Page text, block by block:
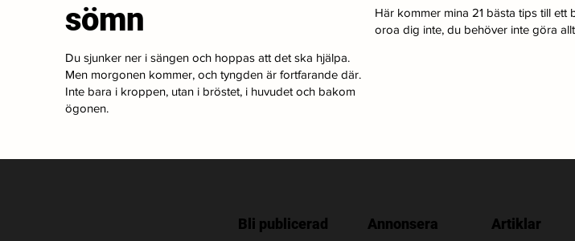
sömn
Du sjunker ner i sängen och hoppas att det ska hjälpa.
Men morgonen kommer, och tyngden är fortfarande där.
Inte bara i kroppen, utan i bröstet, i huvudet och bakom
ögonen.
Här kommer mina 21 bästa tips till ett
oroa dig inte, du behöver inte göra
Bli publicerad Annonsera Artiklar